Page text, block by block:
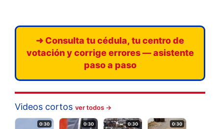
➜ Consulta tu cédula, tu centro de
votación y corrige errores — asistente
paso a paso
Videos cortos ver todos →
0:30 0:30 0:30 0:30